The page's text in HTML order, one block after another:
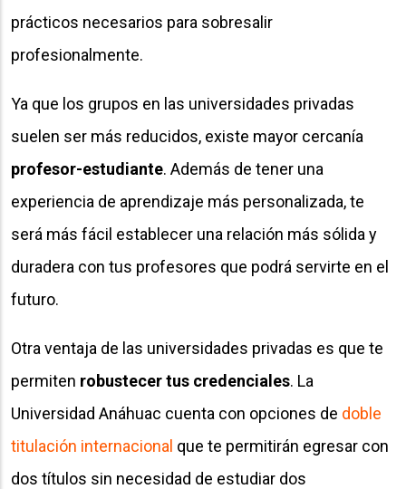
prácticos necesarios para sobresalir
profesionalmente.
Ya que los grupos en las universidades privadas
suelen ser más reducidos, existe mayor cercanía
profesor-estudiante. Además de tener una
experiencia de aprendizaje más personalizada, te
será más fácil establecer una relación más sólida y
duradera con tus profesores que podrá servirte en el
futuro.
Otra ventaja de las universidades privadas es que te
permiten robustecer tus credenciales. La
Universidad Anáhuac cuenta con opciones de doble
titulación internacional que te permitirán egresar con
dos títulos sin necesidad de estudiar dos